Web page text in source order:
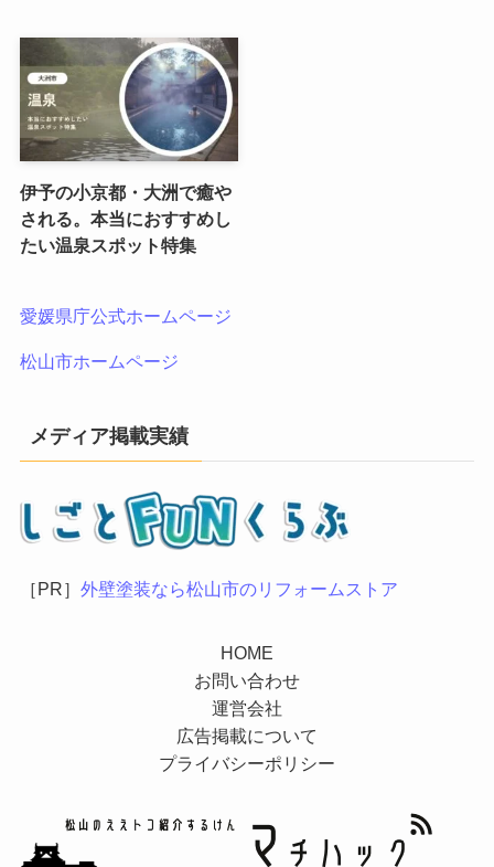
伊予の小京都・大洲で癒や
される。本当におすすめし
たい温泉スポット特集
愛媛県庁公式ホームページ
松山市ホームページ
メディア掲載実績
［PR］ 外壁塗装なら松山市のリフォームストア
HOME
お問い合わせ
運営会社
広告掲載について
プライバシーポリシー